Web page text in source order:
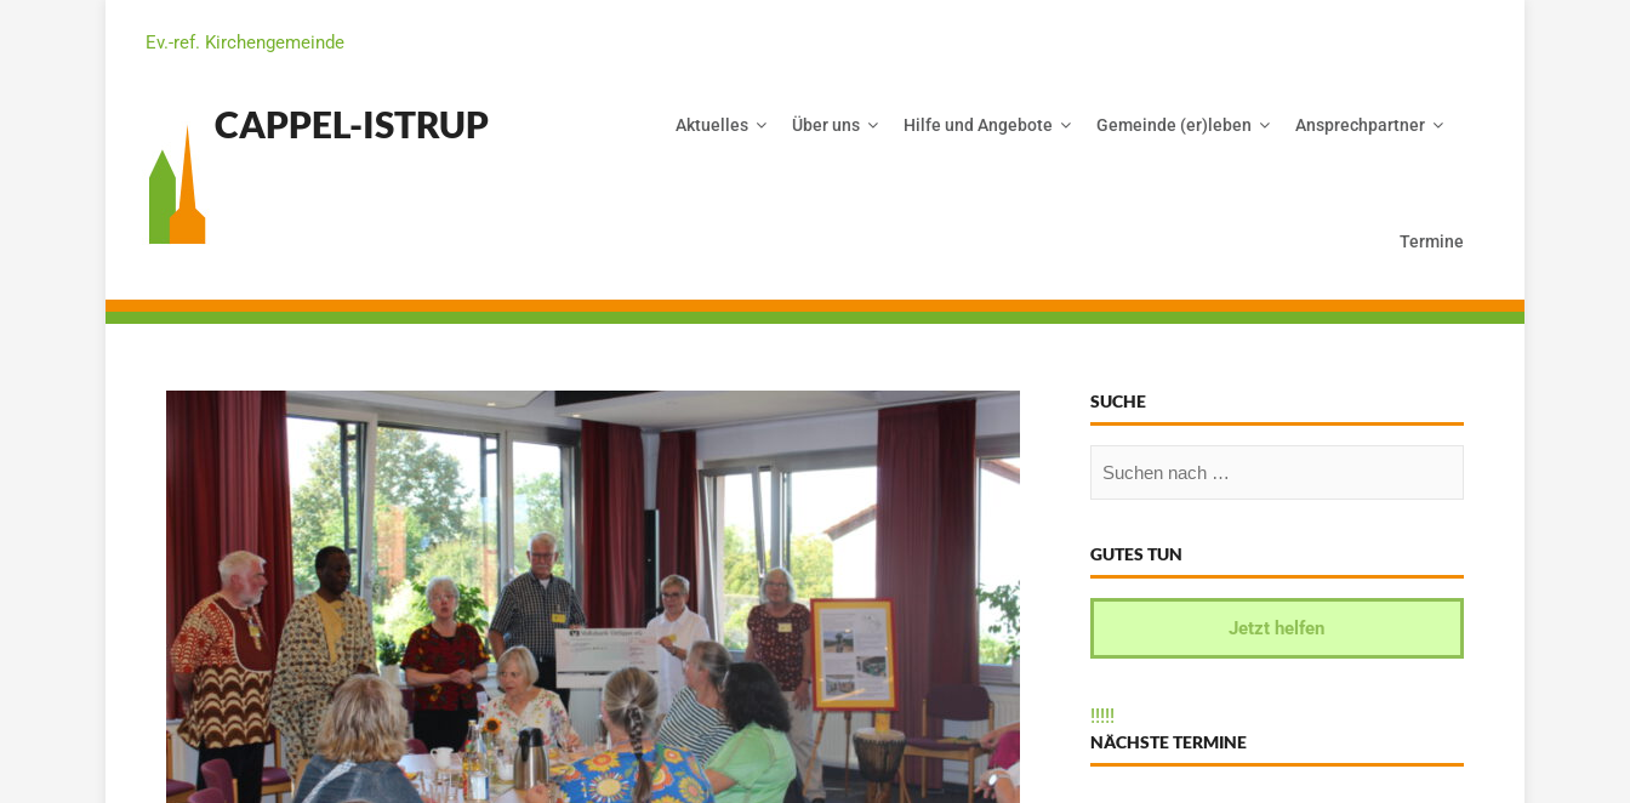
Ev.-ref. Kirchengemeinde
CAPPEL-ISTRUP Aktuelles Über uns Hilfe und Angebote Gemeinde (er)leben Ansprechpartner
Termine
SUCHE
GUTES TUN
Jetzt helfen
!!!!!
NÄCHSTE TERMINE